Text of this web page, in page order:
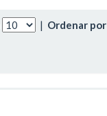
| Ordenar por